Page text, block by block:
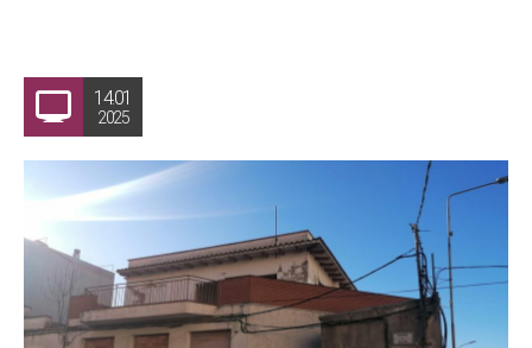
14.01
2025